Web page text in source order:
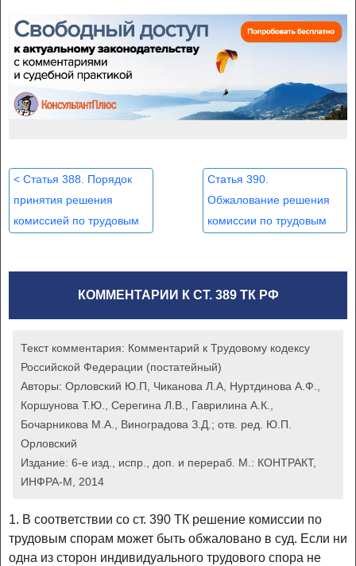
< Статья 388. Порядок
принятия решения
комиссией по трудовым
Статья 390.
Обжалование решения
комиссии по трудовым
трудового спора в суд
КОММЕНТАРИИ К СТ. 389 ТК РФ
Текст комментария: Комментарий к Трудовому кодексу
Российской Федерации (постатейный)
Авторы: Орловский Ю.П, Чиканова Л.А, Нуртдинова А.Ф.,
Коршунова Т.Ю., Серегина Л.В., Гаврилина А.К.,
Бочарникова М.А., Виноградова З.Д.; отв. ред. Ю.П.
Орловский
Издание: 6-е изд., испр., доп. и перераб. М.: КОНТРАКТ,
ИНФРА-М, 2014
1. В соответствии со ст. 390 ТК решение комиссии по
трудовым спорам может быть обжаловано в суд. Если ни
одна из сторон индивидуального трудового спора не